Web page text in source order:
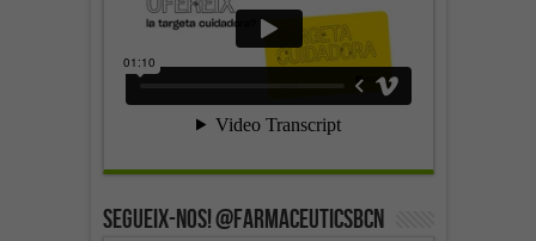
SEGUEIX-NOS! @farmaceuticsbcn